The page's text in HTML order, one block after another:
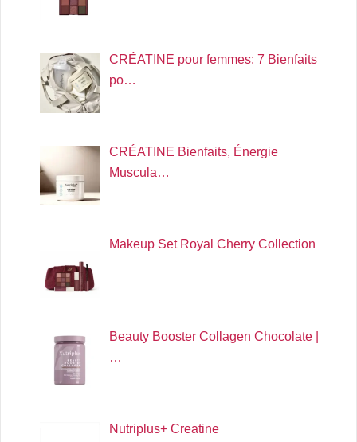
CRÉATINE pour femmes: 7 Bienfaits
po…
CRÉATINE Bienfaits, Énergie
Muscula…
Makeup Set Royal Cherry Collection
Beauty Booster Collagen Chocolate |
…
Nutriplus+ Creatine